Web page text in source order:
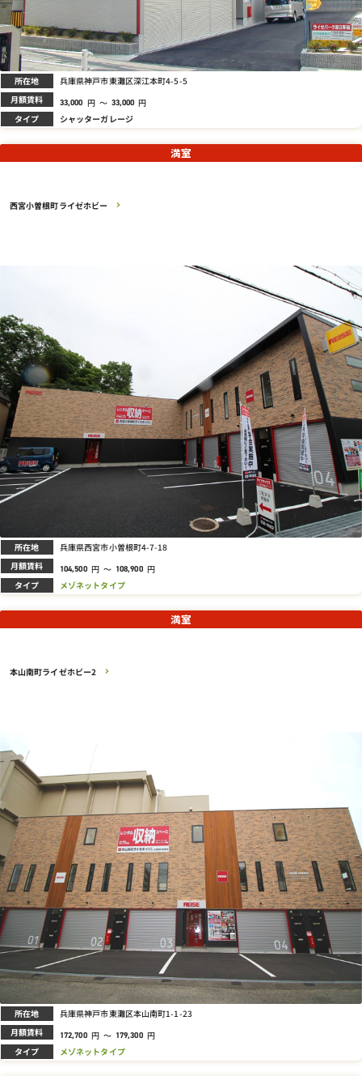
所在地 兵庫県神戸市東灘区深江本町4-5-5
月額賃料 33,000 円 ～ 33,000 円
タイプ シャッターガレージ
西宮小曽根町ライゼホビー
満室
所在地 兵庫県西宮市小曽根町4-7-18
月額賃料 104,500 円 ～ 108,900 円
タイプ メゾネットタイプ
本山南町ライゼホビー2
満室
所在地 兵庫県神戸市東灘区本山南町1-1-23
月額賃料 172,700 円 ～ 179,300 円
タイプ メゾネットタイプ